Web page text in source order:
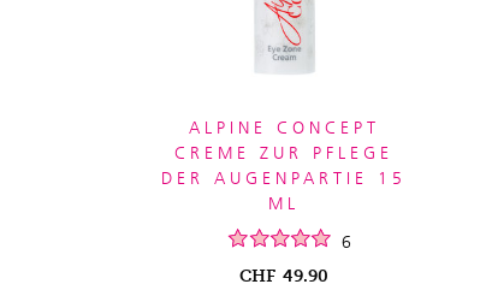
ALPINE CONCEPT
CREME ZUR PFLEGE
DER AUGENPARTIE 15
ML
6
CHF 49.90